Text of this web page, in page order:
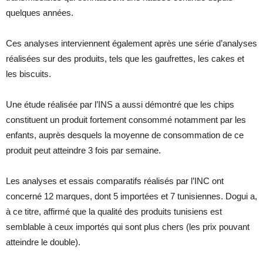
quelques années.
Ces analyses interviennent également après une série d’analyses
réalisées sur des produits, tels que les gaufrettes, les cakes et
les biscuits.
Une étude réalisée par l’INS a aussi démontré que les chips
constituent un produit fortement consommé notamment par les
enfants, auprès desquels la moyenne de consommation de ce
produit peut atteindre 3 fois par semaine.
Les analyses et essais comparatifs réalisés par l’INC ont
concerné 12 marques, dont 5 importées et 7 tunisiennes. Dogui a,
à ce titre, affirmé que la qualité des produits tunisiens est
semblable à ceux importés qui sont plus chers (les prix pouvant
atteindre le double).